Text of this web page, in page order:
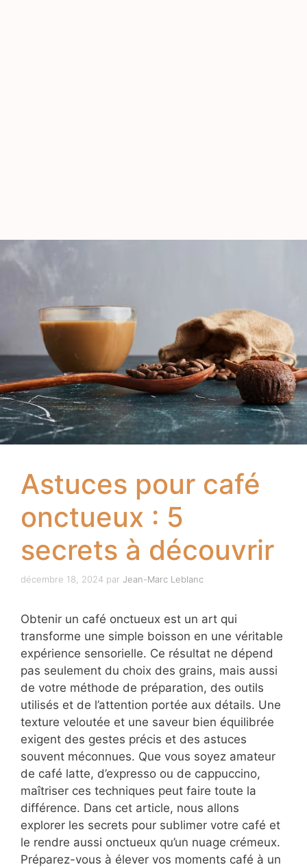
Astuces pour café
onctueux : 5
secrets à découvrir
décembre 18, 2024 par Jean-Marc Leblanc
Obtenir un café onctueux est un art qui
transforme une simple boisson en une véritable
expérience sensorielle. Ce résultat ne dépend
pas seulement du choix des grains, mais aussi
de votre méthode de préparation, des outils
utilisés et de l’attention portée aux détails. Une
texture veloutée et une saveur bien équilibrée
exigent des gestes précis et des astuces
souvent méconnues. Que vous soyez amateur
de café latte, d’expresso ou de cappuccino,
maîtriser ces techniques peut faire toute la
différence. Dans cet article, nous allons
explorer les secrets pour sublimer votre café et
le rendre aussi onctueux qu’un nuage crémeux.
Préparez-vous à élever vos moments café à un